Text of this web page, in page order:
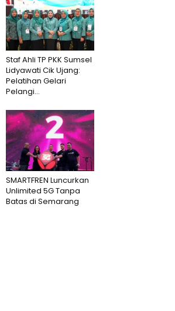
Staf Ahli TP PKK Sumsel
Lidyawati Cik Ujang:
Pelatihan Gelari
Pelangi...
SMARTFREN Luncurkan
Unlimited 5G Tanpa
Batas di Semarang